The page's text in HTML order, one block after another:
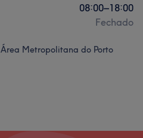
08:00–18:00
Fechado
Área Metropolitana do Porto